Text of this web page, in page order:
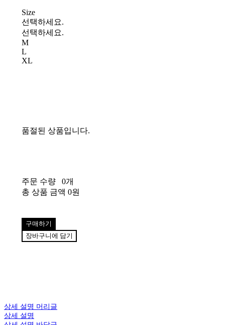
Size
선택하세요.
선택하세요.
M
L
XL
품절된 상품입니다.
주문 수량
0개
총 상품 금액 0원
구매하기
장바구니에 담기
상세 설명 머리글
상세 설명